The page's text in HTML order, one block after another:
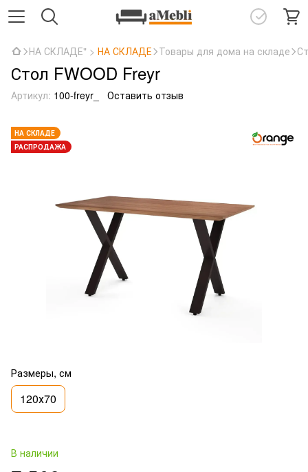
НА СКЛАДЕ" > НА СКЛАДЕ Товары для дома на складе
Стол FWOOD Freyr
Артикул: 100-freyr_ Оставить отзыв
НА СКЛАДЕ
РАСПРОДАЖА
Размеры, см
120х70
В наличии